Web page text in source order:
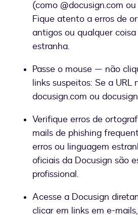
(como @docusign.com
Fique atento a erros de
antigos ou qualquer
estranha.
Passe o mouse — não
links suspeitos: Se a URL
docusign.com ou
Verifique erros de
mails de phishing
erros ou linguagem
oficiais da Docusign são
profissional.
Acesse a Docusign
clicar em links em e-